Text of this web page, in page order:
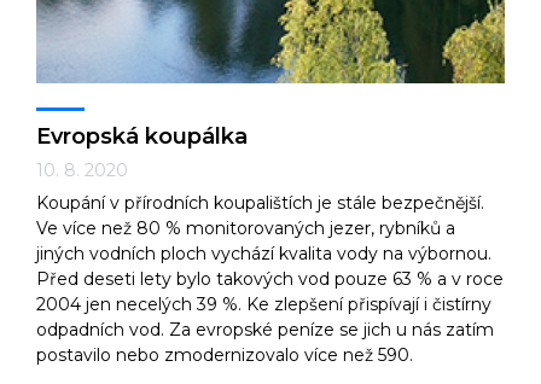
Evropská koupálka
10. 8. 2020
Koupání v přírodních koupalištích je stále bezpečnější.
Ve více než 80 % monitorovaných jezer, rybníků a
jiných vodních ploch vychází kvalita vody na výbornou.
Před deseti lety bylo takových vod pouze 63 % a v roce
2004 jen necelých 39 %. Ke zlepšení přispívají i čistírny
odpadních vod. Za evropské peníze se jich u nás zatím
postavilo nebo zmodernizovalo více než 590.